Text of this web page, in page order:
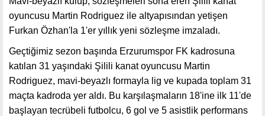
oyuncusu Martin Rodriguez ile altyapısından yetişen
Furkan Özhan'la 1'er yıllık yeni sözleşme imzaladı.
Geçtiğimiz sezon başında Erzurumspor FK kadrosuna
katılan 31 yaşındaki Şilili kanat oyuncusu Martin
Rodriguez, mavi-beyazlı formayla lig ve kupada toplam 31
maçta kadroda yer aldı. Bu karşılaşmaların 18'ine ilk 11'de
başlayan tecrübeli futbolcu, 6 gol ve 5 asistlik performans